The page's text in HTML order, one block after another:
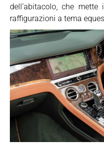
dell’abitacolo, che
raffigurazioni a tema